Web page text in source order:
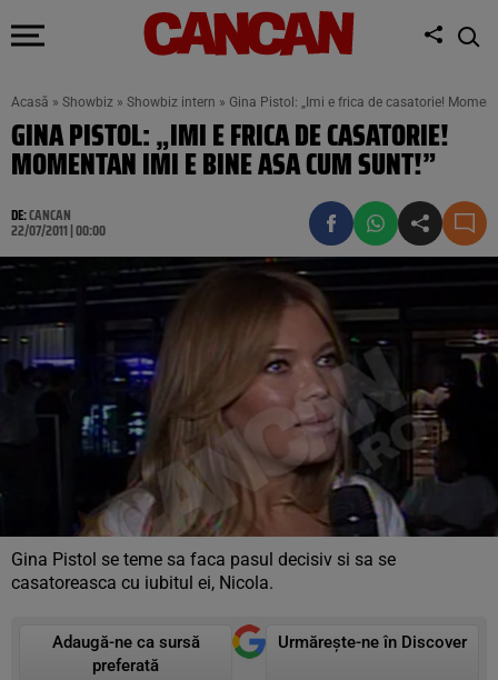
Acasă » Showbiz » Showbiz intern » Gina Pistol: „Imi e frica de casatorie!
GINA PISTOL: „IMI E FRICA DE CASATORIE!
MOMENTAN IMI E BINE ASA CUM SUNT!”
DE:CANCAN
22/07/2011 | 00:00
Gina Pistol se teme sa faca pasul decisiv si sa se
casatoreasca cu iubitul ei, Nicola.
Adaugă-ne ca sursă
preferată
Urmărește-ne în Discover